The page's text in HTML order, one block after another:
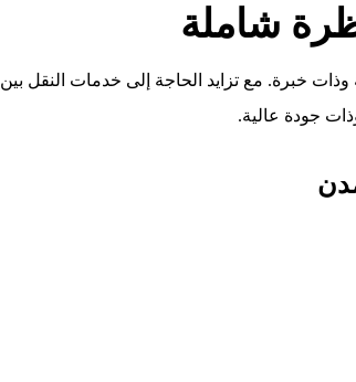
شاملة
خبرة. مع تزايد الحاجة إلى خدمات النقل بين
جودة عالية.